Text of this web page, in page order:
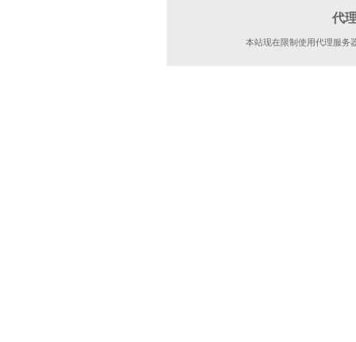
代
本站现在限制使用代理服务